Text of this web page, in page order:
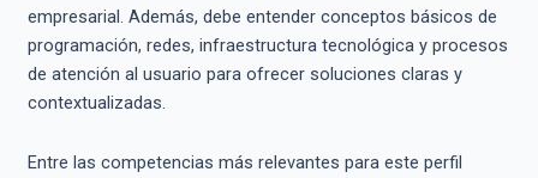
empresarial. Además, debe entender conceptos básicos de
programación, redes, infraestructura tecnológica y procesos
de atención al usuario para ofrecer soluciones claras y
contextualizadas.
Entre las competencias más relevantes para este perfil